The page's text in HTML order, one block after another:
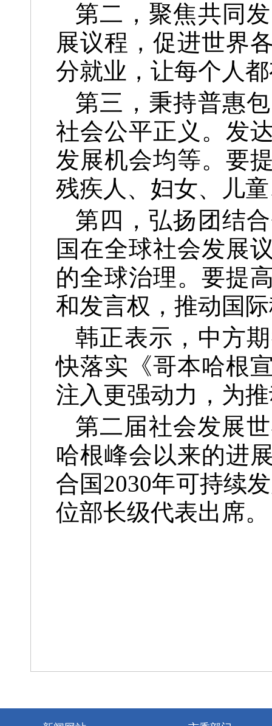
第二，聚焦共同
展议程，促进世界
分就业，让每个人
第三，秉持普惠
社会公平正义。发
发展机会均等。要
残疾人、妇女、儿
第四，弘扬团结
国在全球社会发展
的全球治理。要提
和发言权，推动国
韩正表示，中方
快落实《哥本哈根
注入更强动力，为
第二届社会发展
哈根峰会以来的进
合国2030年可持续
位部长级代表出席。